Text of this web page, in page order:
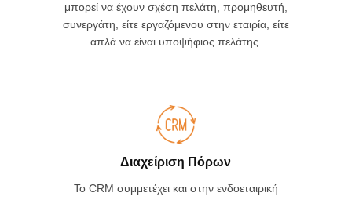
μπορεί να έχουν σχέση πελάτη, προμηθευτή,
συνεργάτη, είτε εργαζόμενου στην εταιρία, είτε
απλά να είναι υποψήφιος πελάτης.
Διαχείριση Πόρων
Το CRM συμμετέχει και στην ενδοεταιρική